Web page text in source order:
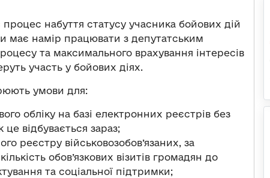
набуття статусу учасника бойових дій
має намір працювати з депутатським
та максимального врахування інтересів
участь у бойових діях.
умови для:
обліку на базі електронних реєстрів без
відбувається зараз;
реєстру військовозобов’язаних, за
обов’язкових візитів громадян до
та соціальної підтримки;